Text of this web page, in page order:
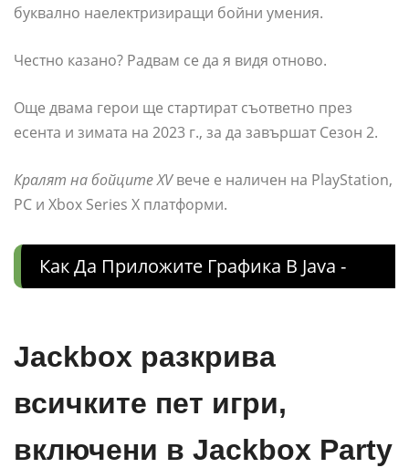
буквално наелектризиращи бойни умения.
Честно казано? Радвам се да я видя отново.
Още двама герои ще стартират съответно през
есента и зимата на 2023 г., за да завършат Сезон 2.
Кралят на бойците XVвече е наличен на PlayStation,
PC и Xbox Series X платформи.
Как Да Приложите Графика В Java -
Jackbox разкрива
всичките пет игри,
включени в Jackbox Party